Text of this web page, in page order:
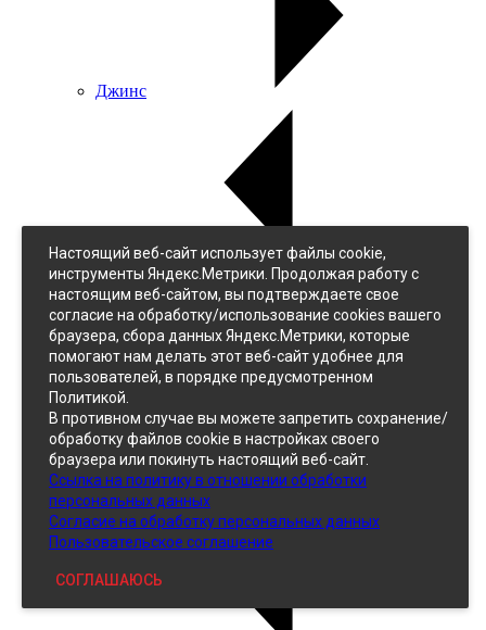
Джинс
Джинс
Однотонный
Принтованный
Кожзам
Настоящий веб-сайт использует файлы cookie,
инструменты Яндекс.Метрики. Продолжая работу с
настоящим веб-сайтом, вы подтверждаете свое
согласие на обработку/использование cookies вашего
браузера, сбора данных Яндекс.Метрики, которые
помогают нам делать этот веб-сайт удобнее для
пользователей, в порядке предусмотренном
Политикой.
В противном случае вы можете запретить сохранение/
обработку файлов cookie в настройках своего
браузера или покинуть настоящий веб-сайт.
Ссылка на политику в отношении обработки
персональных данных
Согласие на обработку персональных данных
Пользовательское соглашение
СОГЛАШАЮСЬ